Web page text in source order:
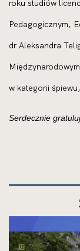
roku studiów
Pedagogicznym,
dr Aleksandra
w kategorii
Serdecznie